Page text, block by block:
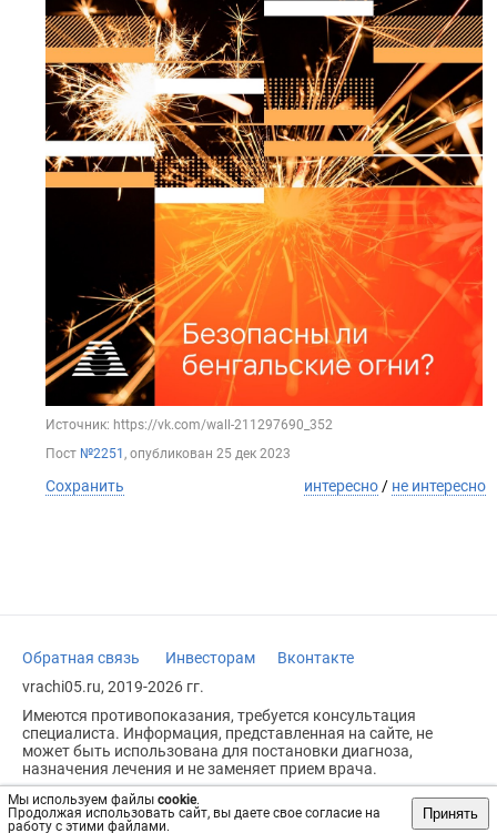
Мы используем файлы cookie.
Продолжая использовать сайт, вы даете свое согласие на
работу с этими файлами.
Принять
Источник: https://vk.com/wall-211297690_352
Пост №2251 , опубликован 25 дек 2023
Сохранить интересно/ не интересно
Обратная связь Инвесторам
Вконтакте
vrachi05.ru, 2019-2026 гг.
Имеются противопоказания, требуется консультация
специалиста. Информация, представленная на сайте, не
может быть использована для постановки диагноза,
назначения лечения и не заменяет прием врача.
Возрастное ограничение: 18+